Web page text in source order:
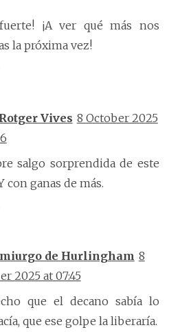
fuerte! ¡A ver qué más nos
la próxima vez!
Vives 8 October 2025
salgo sorprendida de este
con ganas de más.
de Hurlingham 8
2025 at 07:45
que el decano sabía lo
que ese golpe la liberaría.